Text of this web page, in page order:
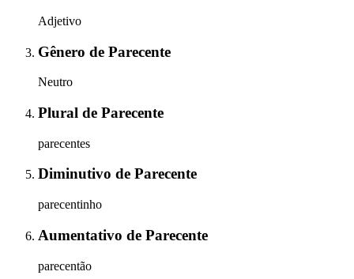
Adjetivo
Gênero de Parecente
Neutro
Plural de Parecente
parecentes
Diminutivo de Parecente
parecentinho
Aumentativo de Parecente
parecentão